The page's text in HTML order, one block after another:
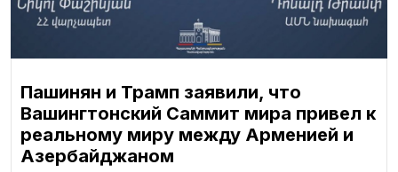
Пашинян и Трамп заявили, что
Вашингтонский Саммит мира привел к
реальному миру между Арменией и
Азербайджаном